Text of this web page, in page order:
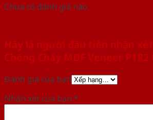
Chưa có đánh giá nào.
Hãy là người đầu tiên nhận xét
Chống Cháy MDF Veneer P1R2
Đánh giá của bạn
Nhận xét của bạn *